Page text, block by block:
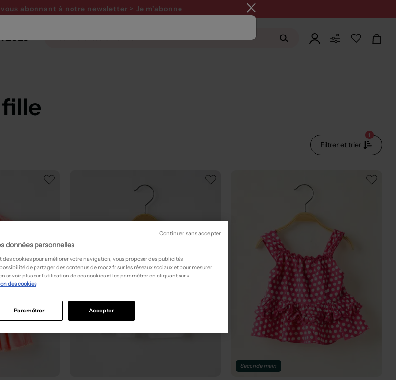
abonnant à notre newsletter > Je m'abonne
Filtrer et trier
1
Seconde main
données personnelles
des cookies pour améliorer votre navigation, vous proposer des publicités
de partager des contenus de modz.fr sur les réseaux sociaux et pour mesurer
savoir plus sur l’utilisation de ces cookies et les paramétrer en cliquant sur «
des cookies
Accepter
Paramétrer
Continuer sans accepter